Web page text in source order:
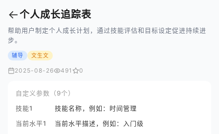
←个人成长追踪表
帮助用户制定个人成长计划，通过技能评估和目标设定促进持续进
步。
辅导 文生文
2025-08-26 491 0
自定义参数（9个）
技能1
技能名称，例如：时间管理
当前水平1
当前水平描述，例如：入门级